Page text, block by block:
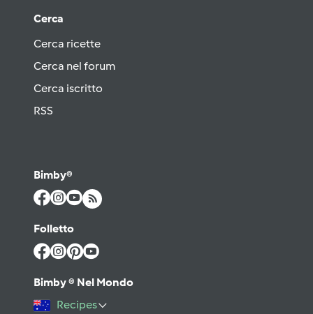
Cerca
Cerca ricette
Cerca nel forum
Cerca iscritto
RSS
Bimby®
Folletto
Bimby ® Nel Mondo
Recipes